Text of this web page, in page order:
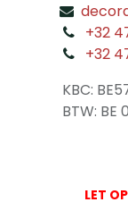
+32
+32
KBC:
BTW: BE
LET